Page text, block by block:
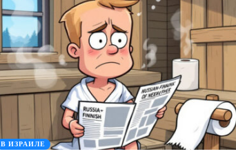
В ИЗРАИЛЕ